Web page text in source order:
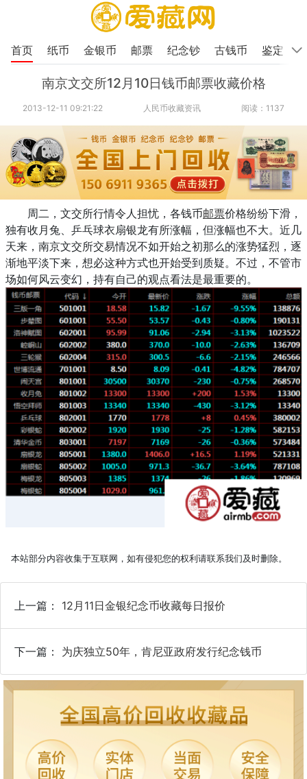
首页 纸币 金银币 邮票 纪念钞 古钱币 鉴定
南京文交所12月10日钱币邮票收藏价格
2013-12-11 09:21:22 人民币收藏资讯 阅读：1137
周二，文交所行情令人担忧，各钱币邮票价格纷纷下滑，
独有收月兔、乒乓球衣扇银龙有所涨幅，但涨幅也不大。近几
天来，南京文交所交易情况不如开始之初那么的涨势猛烈，逐
渐地平淡下来，想必这种方式也开始受到质疑。不过，不管市
场如何风云变幻，持有自己的观点看法是最重要的。
本站部分内容收集于互联网，如有侵犯您的权利请联系我们及时删除。
上一篇： 12月11日金银纪念币收藏每日报价
下一篇： 为庆独立50年，肯尼亚政府发行纪念钱币